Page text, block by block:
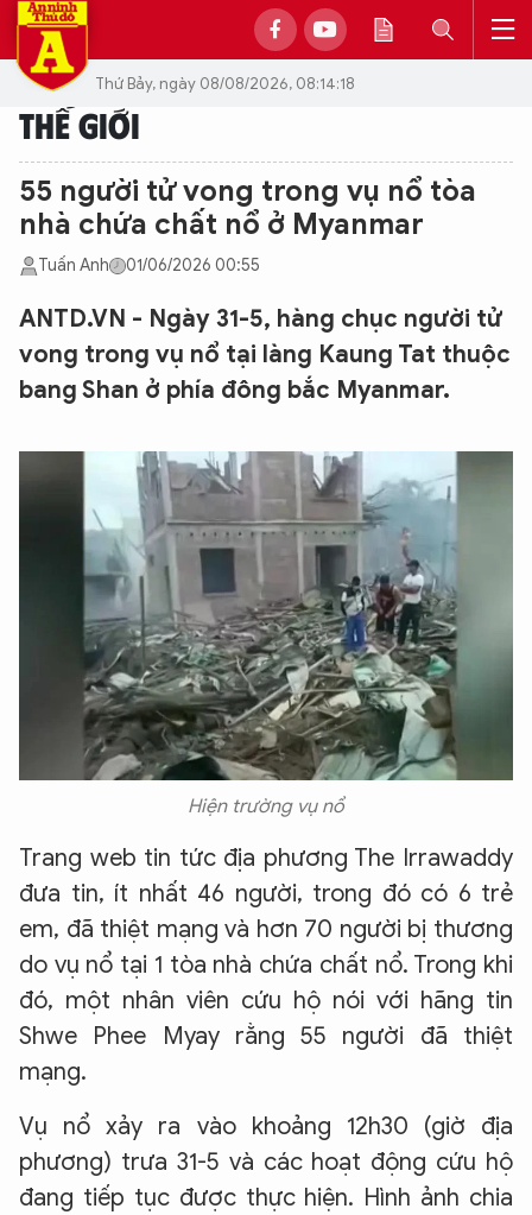
Thứ Bảy, ngày 08/08/2026, 08:14:18
THẾ GIỚI
55 người tử vong trong vụ nổ tòa
nhà chứa chất nổ ở Myanmar
Tuấn Anh 01/06/2026 00:55
ANTD.VN - Ngày 31-5, hàng chục người tử
vong trong vụ nổ tại làng Kaung Tat thuộc
bang Shan ở phía đông bắc Myanmar.
Hiện trường vụ nổ
Trang web tin tức địa phương The Irrawaddy
đưa tin, ít nhất 46 người, trong đó có 6 trẻ
em, đã thiệt mạng và hơn 70 người bị thương
do vụ nổ tại 1 tòa nhà chứa chất nổ. Trong khi
đó, một nhân viên cứu hộ nói với hãng tin
Shwe Phee Myay rằng 55 người đã thiệt
mạng.
Vụ nổ xảy ra vào khoảng 12h30 (giờ địa
phương) trưa 31-5 và các hoạt động cứu hộ
đang tiếp tục được thực hiện. Hình ảnh chia